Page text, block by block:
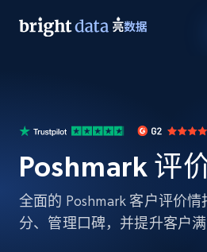
Poshmark 评
全面的 Poshmark 客户评价
分、管理口碑，并提升客户满